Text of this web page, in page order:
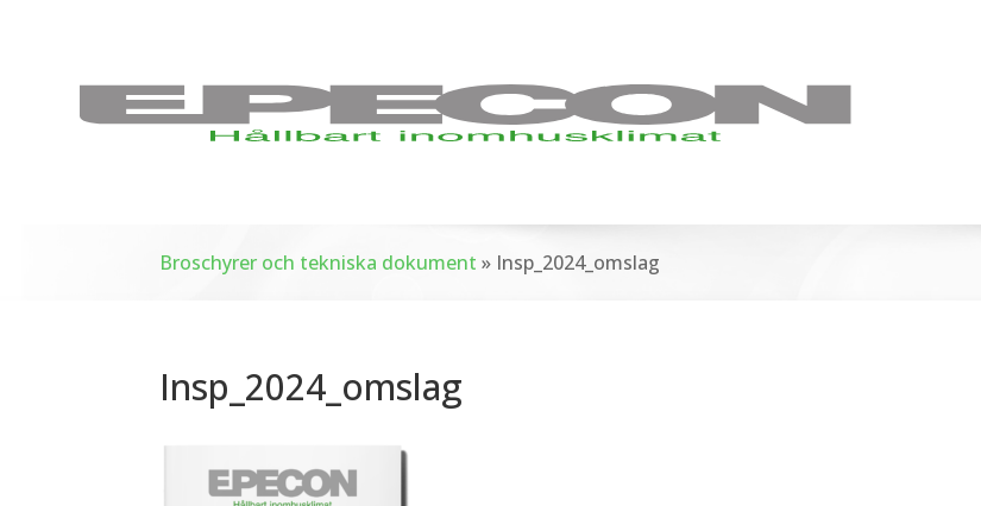
Broschyrer och tekniska dokument » Insp_2024_omslag
Insp_2024_omslag